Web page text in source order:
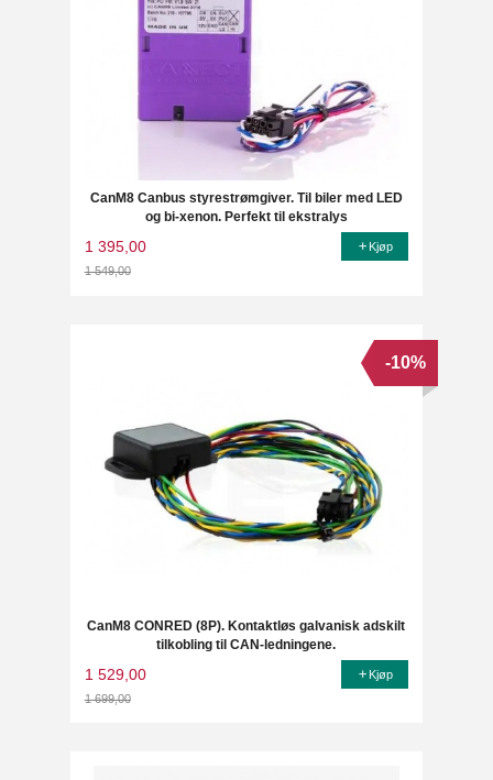
CanM8 Canbus styrestrømgiver. Til biler med LED
og bi-xenon. Perfekt til ekstralys
1 395,00
1 549,00
Kjøp
CanM8 CONRED (8P). Kontaktløs galvanisk adskilt
tilkobling til CAN-ledningene.
1 529,00
1 699,00
-10%
Kjøp